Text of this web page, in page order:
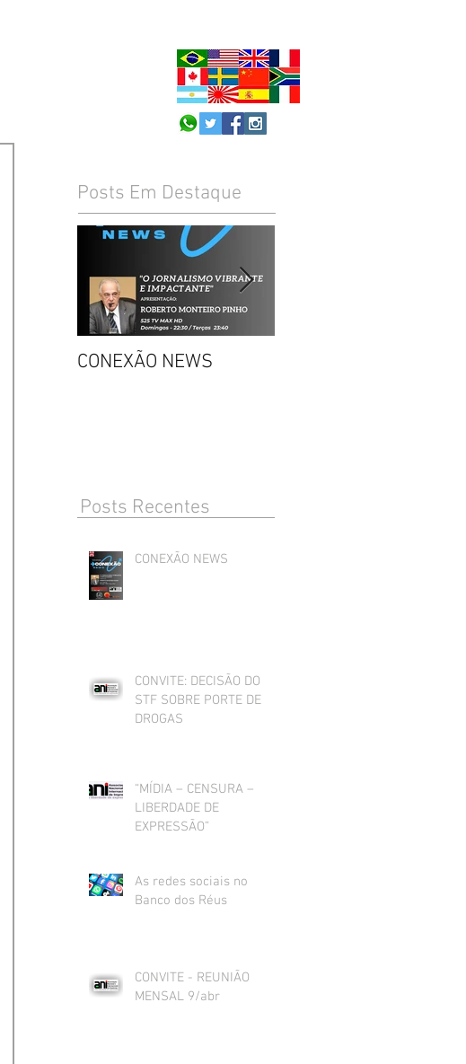
Posts Em Destaque
CONEXÃO NEWS
Posts Recentes
CONEXÃO NEWS
CONVITE: DECISÃO DO
STF SOBRE PORTE DE
DROGAS
“MÍDIA – CENSURA –
LIBERDADE DE
EXPRESSÃO”
As redes sociais no
Banco dos Réus
CONVITE - REUNIÃO
MENSAL 9/abr